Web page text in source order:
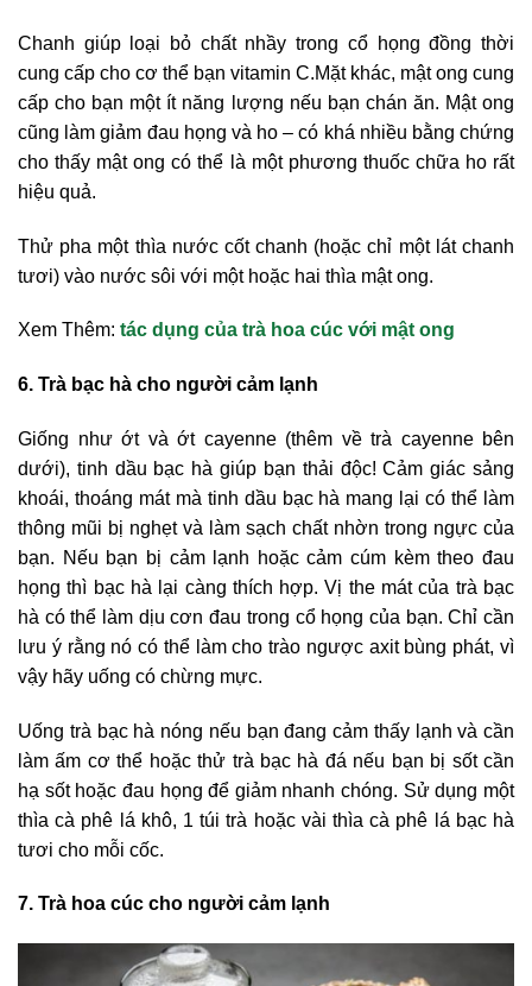
Chanh giúp loại bỏ chất nhầy trong cổ họng đồng thời
cung cấp cho cơ thể bạn vitamin C.Mặt khác, mật ong cung
cấp cho bạn một ít năng lượng nếu bạn chán ăn. Mật ong
cũng làm giảm đau họng và ho – có khá nhiều bằng chứng
cho thấy mật ong có thể là một phương thuốc chữa ho rất
hiệu quả.
Thử pha một thìa nước cốt chanh (hoặc chỉ một lát chanh
tươi) vào nước sôi với một hoặc hai thìa mật ong.
Xem Thêm: tác dụng của trà hoa cúc với mật ong
6. Trà bạc hà cho người cảm lạnh
Giống như ớt và ớt cayenne (thêm về trà cayenne bên
dưới), tinh dầu bạc hà giúp bạn thải độc! Cảm giác sảng
khoái, thoáng mát mà tinh dầu bạc hà mang lại có thể làm
thông mũi bị nghẹt và làm sạch chất nhờn trong ngực của
bạn. Nếu bạn bị cảm lạnh hoặc cảm cúm kèm theo đau
họng thì bạc hà lại càng thích hợp. Vị the mát của trà bạc
hà có thể làm dịu cơn đau trong cổ họng của bạn. Chỉ cần
lưu ý rằng nó có thể làm cho trào ngược axit bùng phát, vì
vậy hãy uống có chừng mực.
Uống trà bạc hà nóng nếu bạn đang cảm thấy lạnh và cần
làm ấm cơ thể hoặc thử trà bạc hà đá nếu bạn bị sốt cần
hạ sốt hoặc đau họng để giảm nhanh chóng. Sử dụng một
thìa cà phê lá khô, 1 túi trà hoặc vài thìa cà phê lá bạc hà
tươi cho mỗi cốc.
7. Trà hoa cúc cho người cảm lạnh